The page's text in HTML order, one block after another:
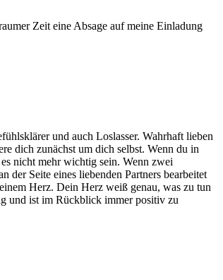
Zeit eine Absage auf meine Einladung
und auch Loslasser. Wahrhaft lieben
dich zunächst um dich selbst. Wenn du in
nicht mehr wichtig sein. Wenn zwei
der Seite eines liebenden Partners bearbeitet
Herz. Dein Herz weiß genau, was zu tun
und ist im Rückblick immer positiv zu